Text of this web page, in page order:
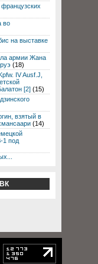
во
на выставке
армии Жана
(18)
IV Ausf.J,
[2] (15)
взятый в
(14)
1 под